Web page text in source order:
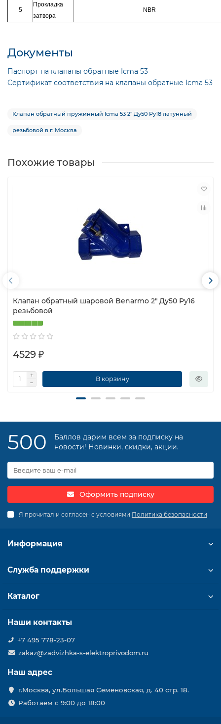
5
Прокладка
затвора
NBR
Документы
Паспорт на клапаны обратные Icma 53
Сертификат соответствия на клапаны обратные Icma 53
Клапан обратный пружинный Icma 53 2″ Ду50 Ру18 латунный
резьбовой в г. Москва
Похожие товары
Клапан обратный шаровой Benarmo 2″ Ду50 Ру16
резьбовой
4529 ₽
В корзину
500
Баллов дарим всем за подписку на
новости! Новинки, скидки, акции.
Оформить подписку
Я прочитал и согласен с условиями Политика безопасности
Информация
Служба поддержки
Каталог
Наши контакты
+7 495 778-23-07
zakaz@zadvizhka-s-elektroprivodom.ru
Наш адрес
г.Москва, ул.Большая Семеновская, д. 40 стр. 18.
Работаем с 9:00 до 18:00